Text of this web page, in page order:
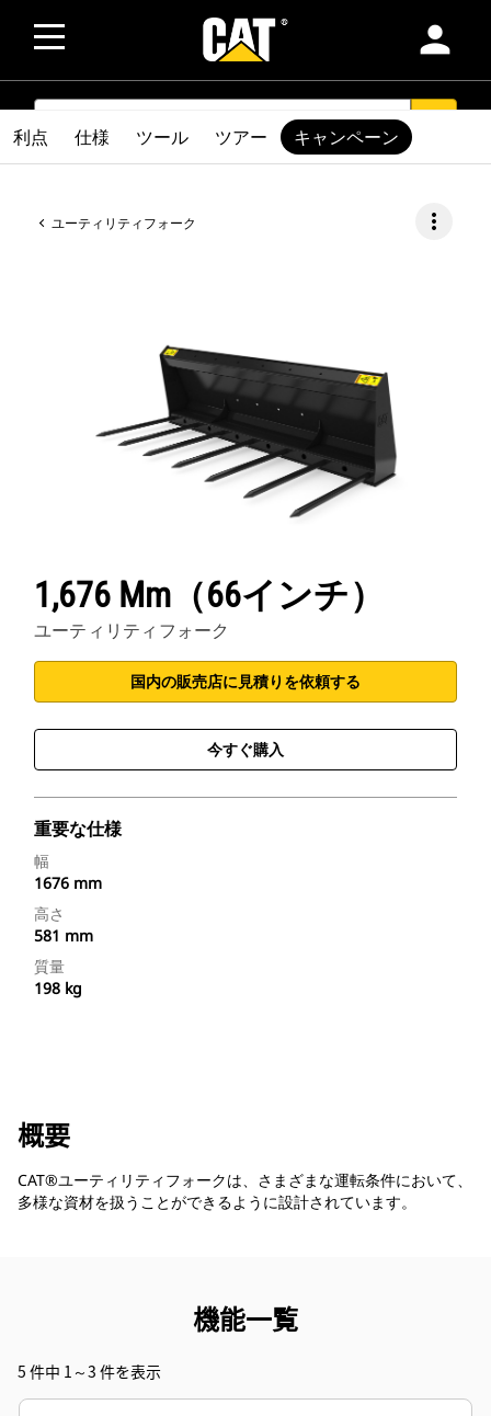
person
SEARCH
ユーティリティフォーク more_vert
1,676 Mm（66インチ）
ユーティリティフォーク
国内の販売店に見積りを依頼する
今すぐ購入
重要な仕様
幅
1676 mm
高さ
581 mm
質量
198 kg
利点 仕様 ツール ツアー キャンペーン
概要
CAT®ユーティリティフォークは、さまざまな運転条件において、
多様な資材を扱うことができるように設計されています。
機能一覧
5 件中 1～3 件を表示